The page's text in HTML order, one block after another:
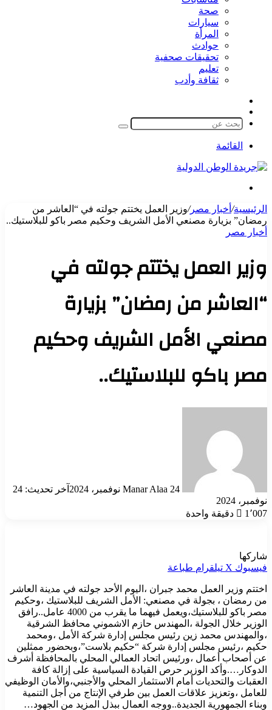
صحة
سيارات
المرأة
حوادث
تحقيقات صحفية
تعليم
ثقافة وأدب
المظلم
بحث
القائمة
الرئيسية/ أخبار مصر/وزير العمل يختتم جولته في “العاشر من
رمضان” بزيارة مصنعي الأمل الشريف وحكيم مصر باكو للبلاستيك..
أخبار مصر
وزير العمل يختتم جولته في
“العاشر من رمضان” بزيارة
مصنعي الأمل الشريف وحكيم
مصر باكو للبلاستيك..
Manar Alaa 24 نوفمبر، 2024
آخر تحديث: 24
نوفمبر، 2024
1٬007
دقيقة واحدة
شاركها
فيسبوك ‫X تيلقرام طباعة
اختتم وزير العمل محمد جبران ،اليوم الأحد جولته في مدينة العاشر
من رمضان ، بجولة في مصنعي: الأمل الشريف للبلاستيك ،وحكيم
مصر باكو للبلاستيك،ويعمل فيهما ما يقرب من 4000 عامل..رافق
الوزير خلال الجولة ،المهندس حازم الاشموني محافظ الشرقية
،والمهندس محمد زين رئيس مجلس إدارة شركة الأمل ،ومحمد
حكيم ،رئيس مجلس إدارة شركة “حكيم بلاست”،وبحضور ممثلين
عن أصحاب أعمال ،ورئيس اتحاد العمالي المحلي بالمحافظة أشرف
الدوكار….وأكد الوزير حرص القيادة السياسية على إزالة كافة
العقبات والتحديات أمام الاستثمار المحلي والأجنبي،والأمان الوظيفي
للعامل ،وتعزيز علاقات العمل بين طرفي الإنتاج من أجل التنمية
وبناء الجمهورية الجديدة..ووجه العمال ببذل المزيد من الجهود…